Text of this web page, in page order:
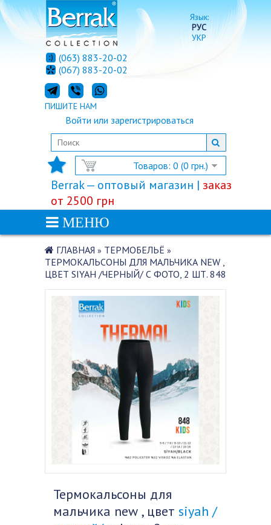
Язык:
РУС
УКР
Товаров: 0 (0 грн.)
Войти или зарегистрироваться
(063) 883-20-02
(067) 883-20-02
ПИШИТЕ НАМ
Berrak — оптовый магазин | заказ
от 2500 грн
МЕНЮ
ГЛАВНАЯ » ТЕРМОБЕЛЬЁ »
ТЕРМОКАЛЬСОНЫ ДЛЯ МАЛЬЧИКА NEW ,
ЦВЕТ SIYAH /ЧЕРНЫЙ/ С ФОТО, 2 ШТ. 848
Термокальсоны для
мальчика new , цвет siyah /